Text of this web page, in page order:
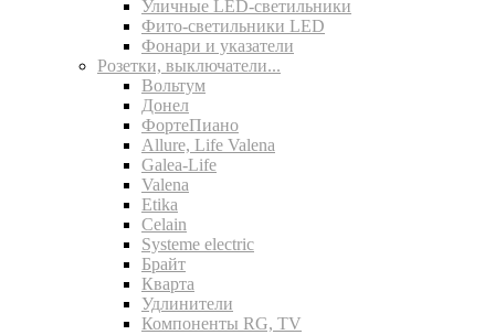
Уличные LED-светильники
Фито-светильники LED
Фонари и указатели
Розетки, выключатели...
Вольтум
Донел
ФортеПиано
Allure, Life Valena
Galea-Life
Valena
Etika
Celain
Systeme electric
Брайт
Кварта
Удлинители
Компоненты RG, TV